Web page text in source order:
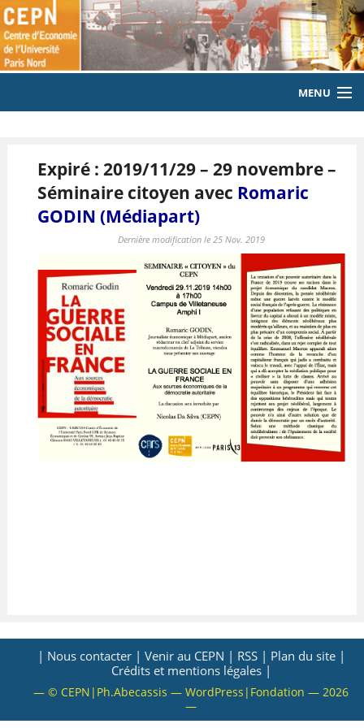
MENU
LE LABORATOIRE
MEMBRES
PUBLICATIONS
EVENEMENTS
LABORATOIRE CITOYEN
VALORISATION
ARCHIVES
Expiré : 2019/11/29 – 29 novembre –
Séminaire citoyen avec Romaric
GODIN (Médiapart)
Dernière modification le 25 Nov. 2019
| Nous contacter | Venir au CEPN | RSS | Plan du site |
Crédits et mentions légales |
— © CEPN|Ph.Abecassis — WordPress|Fondation — 2026
—